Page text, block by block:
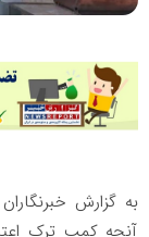
به گزارش
آنچه کمپ ترک